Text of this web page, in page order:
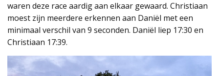
waren deze race aardig aan elkaar gewaard. Christiaan
moest zijn meerdere erkennen aan Daniël met een
minimaal verschil van 9 seconden. Daniël liep 17:30 en
Christiaan 17:39.